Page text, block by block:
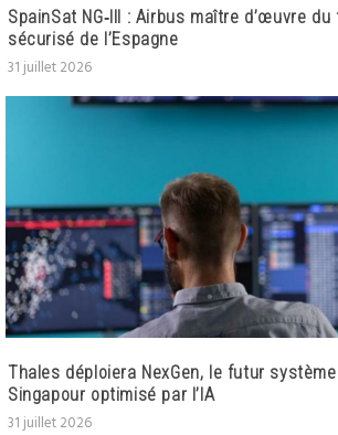
SpainSat NG‑III : Airbus maître d’œuvre
sécurisé de l’Espagne
31 juillet 2026
Thales déploiera NexGen, le futur système
Singapour optimisé par l’IA
31 juillet 2026